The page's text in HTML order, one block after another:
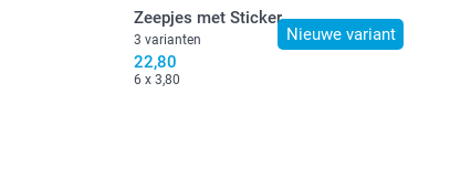
Nieuwe variant
Zeepjes met Sticker
3 varianten
22,80
6 x 3,80